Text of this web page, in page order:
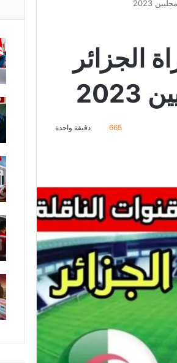
2023
الجزائر
665 دقيقة واحدة